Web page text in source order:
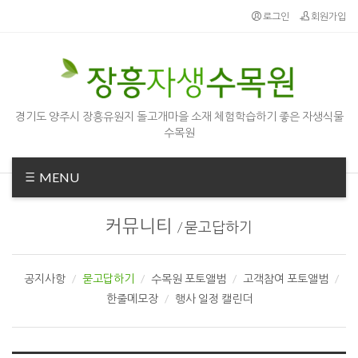
로그인 회원가입
경기도 양주시 장흥유원지 돌고개마을 소재 체험학습하기 좋은 자생식물
수목원
MENU
커뮤니티 /묻고답하기
공지사항 묻고답하기 수목원 포토앨범
고객참여 포토앨범
한줄메모장
행사 일정 캘린더